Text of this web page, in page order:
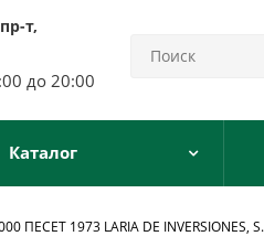
т,
до 20:00
Каталог
ПЕСЕТ 1973 LARIA DE